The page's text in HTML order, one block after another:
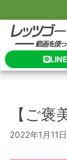
【ご褒
2022年1月11日